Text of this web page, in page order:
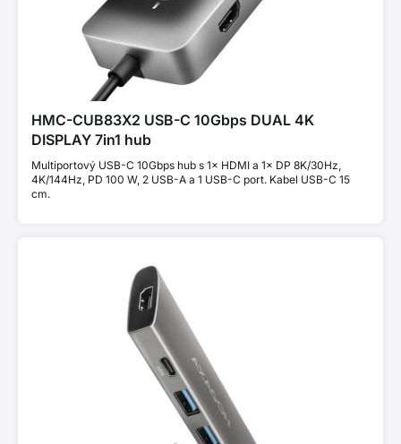
HMC-CUB83X2 USB-C 10Gbps DUAL 4K
DISPLAY 7in1 hub
Multiportový USB-C 10Gbps hub s 1× HDMI a 1× DP 8K/30Hz,
4K/144Hz, PD 100 W, 2 USB-A a 1 USB-C port. Kabel USB-C 15
cm.